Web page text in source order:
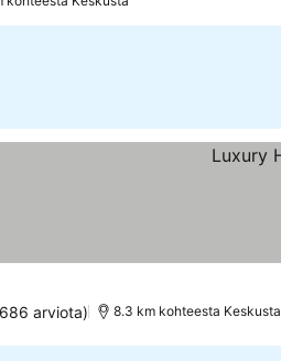
arviota) 8.3 km kohteesta Keskusta